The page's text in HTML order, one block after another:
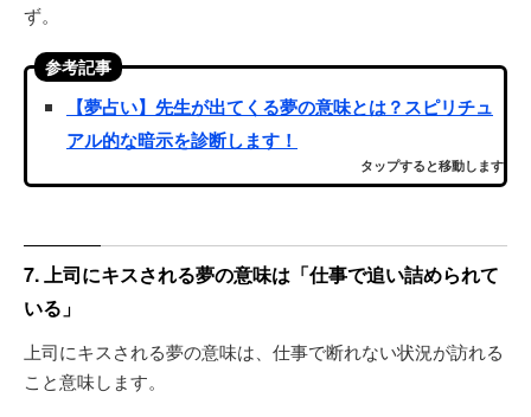
ず。
参考記事
【夢占い】先生が出てくる夢の意味とは？スピリチュ
アル的な暗示を診断します！
タップすると移動します
7. 上司にキスされる夢の意味は「仕事で追い詰められて
いる」
上司にキスされる夢の意味は、仕事で断れない状況が訪れる
こと意味します。